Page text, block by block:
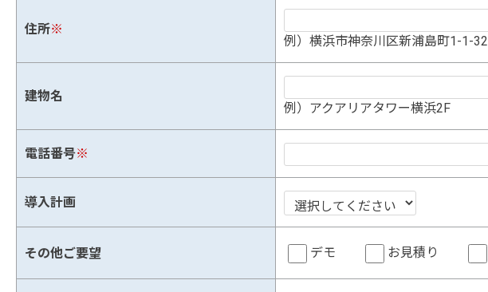
住所※
例）横浜市神奈川区新浦島町1-1-32
建物名
例）アクアリアタワー横浜2F
電話番号※
導入計画
その他ご要望 デモ お見積り